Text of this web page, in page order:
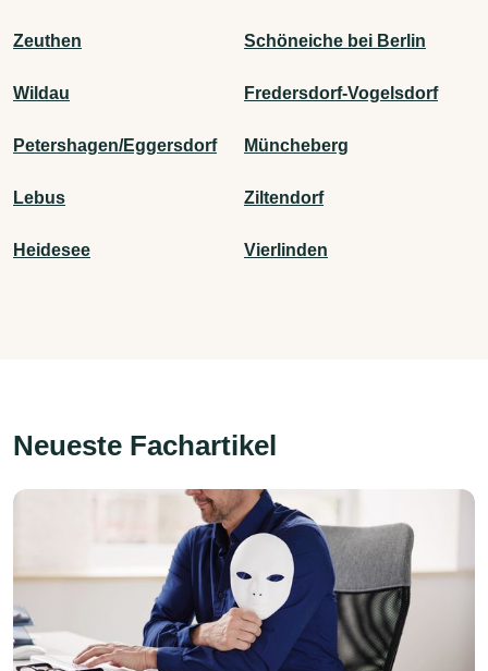
Zeuthen Schöneiche bei Berlin
Wildau Fredersdorf-Vogelsdorf
Petershagen/Eggersdorf Müncheberg
Lebus Ziltendorf
Heidesee Vierlinden
Neueste Fachartikel